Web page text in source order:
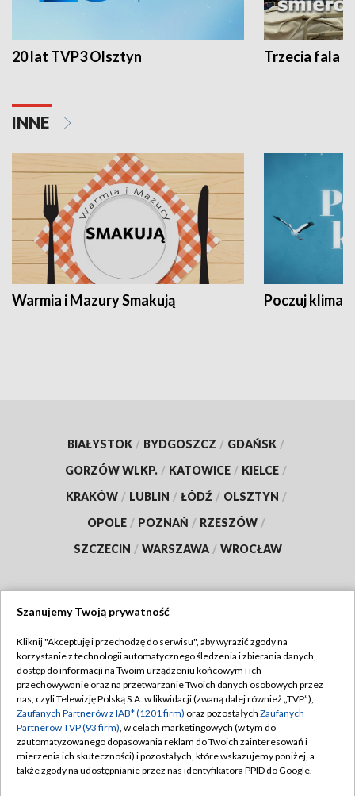
20 lat TVP3 Olsztyn Trzecia fala -
INNE
Warmia i Mazury Smakują Poczuj klimat
BIAŁYSTOK / BYDGOSZCZ / GDAŃSK /
GORZÓW WLKP. / KATOWICE / KIELCE /
KRAKÓW / LUBLIN / ŁÓDŹ / OLSZTYN /
OPOLE / POZNAŃ / RZESZÓW /
SZCZECIN / WARSZAWA / WROCŁAW
TVP
Abonament TVP
Emisja w TVP
Centrum informacji TVP
Naziemna Telewizja Cyfrowa
Regulamin TVP
Polityka prywatności
Moje zgody
Pomoc
Szanujemy Twoją prywatność
Kliknij "Akceptuję i przechodzę do serwisu", aby wyrazić zgody na
korzystanie z technologii automatycznego śledzenia i zbierania danych,
dostęp do informacji na Twoim urządzeniu końcowym i ich
przechowywanie oraz na przetwarzanie Twoich danych osobowych przez
nas, czyli Telewizję Polską S.A. w likwidacji (zwaną dalej również „TVP”),
Zaufanych Partnerów z IAB* (1201 firm) oraz pozostałych Zaufanych
Partnerów TVP (93 firm), w celach marketingowych (w tym do
zautomatyzowanego dopasowania reklam do Twoich zainteresowań i
mierzenia ich skuteczności) i pozostałych, które wskazujemy poniżej, a
także zgody na udostępnianie przez nas identyfikatora PPID do Google.